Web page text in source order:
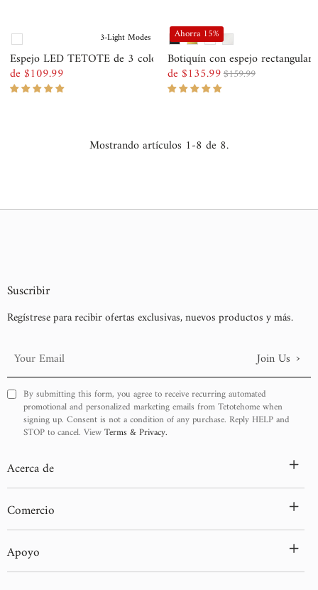
venta
3-Light Modes
Espejo LED TETOTE de 3 colores con iluminación frontal y ...
Precio
normal
de $109.99
Ahorra 15%
Botiquín con espejo
Precio
de $135.99Precio
$159.99
Mostrando artículos 1-8 de 8.
Suscribir
Regístrese para recibir ofertas exclusivas, nuevos productos y más.
Your
Email
Join Us ›
By submitting this form, you agree to receive recurring automated
promotional and personalized marketing emails from Tetotehome when
signing up. Consent is not a condition of any purchase. Reply HELP and
STOP to cancel. ViewTerms & Privacy.
Acerca de +
Comercio +
Apoyo +